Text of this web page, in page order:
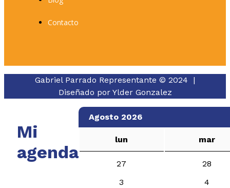
Contacto
Gabriel Parrado Representante © 2024 |
Diseñado por Ylder Gonzalez
Mi
agenda
Agosto 2026
lun mar
27
28
3
4